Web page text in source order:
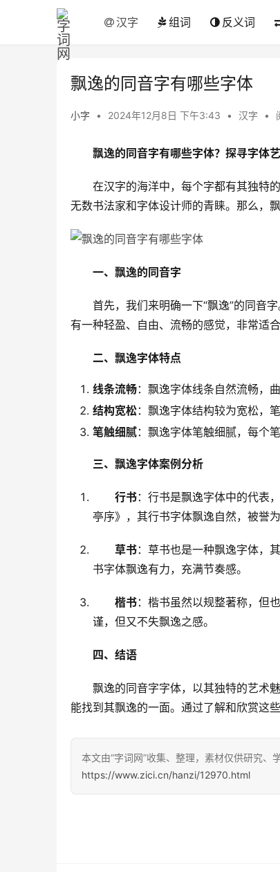
汉字 组词 反义词
飘逸的同音字有哪些字体
小字 • 2024年12月8日 下午3:43 • 汉字 •
飘逸的同音字有哪些字体？探寻字体
在汉字的海洋中，每个字都有其独特的
无数书法家和字体设计师的青睐。那么，
一、飘逸的同音字
首先，我们来明确一下“飘逸”的同音字
有一种轻盈、自由、流畅的感觉，非常适合
二、飘逸字体特点
线条流畅：飘逸字体线条自然流畅，
结构宽松：飘逸字体结构较为宽松，
笔触细腻：飘逸字体笔触细腻，每个
三、飘逸字体案例分析
行书：行书是飘逸字体中的代表
亭序》，其行书字体飘逸自然，被誉为
草书：草书也是一种飘逸字体，
书字体飘逸有力，充满节奏感。
楷书：楷书虽然以规整著称，但
谨，但又不失飘逸之感。
四、结语
飘逸的同音字字体，以其独特的艺术魅
能找到其飘逸的一面。通过了解和欣赏这
本文由“字词网”收集、整理，素材仅供研究、
https://www.zici.cn/hanzi/12970.html